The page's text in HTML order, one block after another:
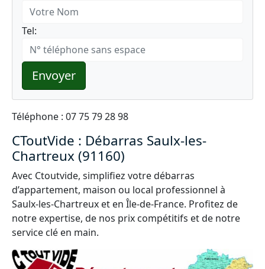
Tel:
Envoyer
Téléphone : 07 75 79 28 98
CToutVide : Débarras Saulx-les-
Chartreux (91160)
Avec Ctoutvide, simplifiez votre débarras
d’appartement, maison ou local professionnel à
Saulx-les-Chartreux et en Île-de-France. Profitez de
notre expertise, de nos prix compétitifs et de notre
service clé en main.